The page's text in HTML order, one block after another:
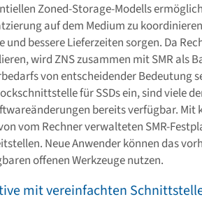
Zoned-Storage-Modells
auf dem Medium zu
bessere Lieferzeiten sorgen. Da
wird ZNS zusammen mit SMR als
von entscheidender Bedeutung
für SSDs ein, sind viele
bereits verfügbar. Mit
vom Rechner verwalteten SMR-
Neue Anwender können das
offenen Werkzeuge nutzen.
mit vereinfachten